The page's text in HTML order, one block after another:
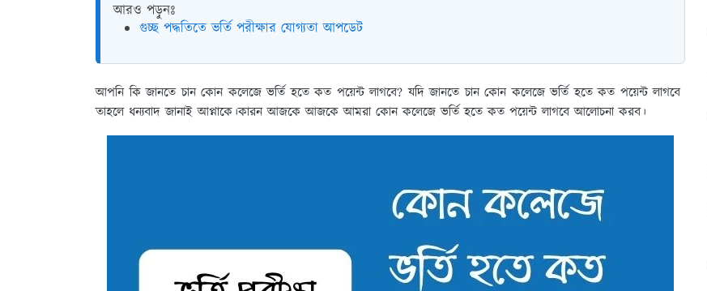
আরও পড়ুনঃ
গুচ্ছ পদ্ধতিতে ভর্তি পরীক্ষার যোগ্যতা আপডেট
আপনি কি জানতে চান কোন কলেজে ভর্তি হতে কত পয়েন্ট লাগবে? যদি জানতে চান কোন কলেজে ভর্তি হতে কত পয়েন্ট লাগবে
তাহলে ধন্যবাদ জানাই আপ্নাকে।কারন আজকে আজকে আমরা কোন কলেজে ভর্তি হতে কত পয়েন্ট লাগবে আলোচনা করব।